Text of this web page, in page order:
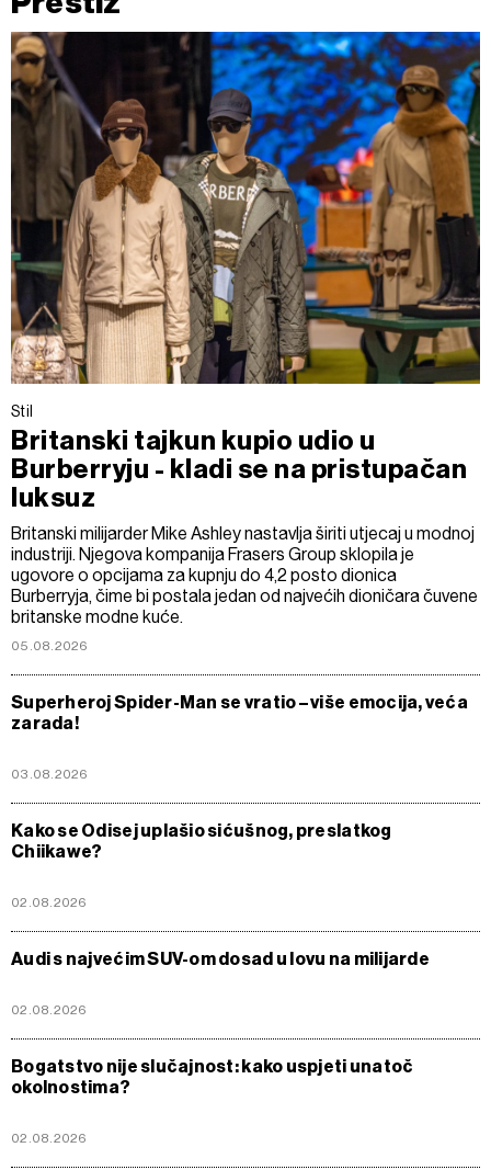
Stil
Britanski tajkun kupio udio u
Burberryju - kladi se na pristupačan
luksuz
Britanski milijarder Mike Ashley nastavlja širiti utjecaj u modnoj
industriji. Njegova kompanija Frasers Group sklopila je
ugovore o opcijama za kupnju do 4,2 posto dionica
Burberryja, čime bi postala jedan od najvećih dioničara čuvene
britanske modne kuće.
05.08.2026
Superheroj Spider-Man se vratio – više emocija, veća
zarada!
03.08.2026
Kako se Odisej uplašio sićušnog, preslatkog
Chiikawe?
02.08.2026
Audi s najvećim SUV-om dosad u lovu na milijarde
02.08.2026
Bogatstvo nije slučajnost: kako uspjeti unatoč
okolnostima?
02.08.2026